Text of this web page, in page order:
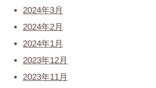
2024年3月
2024年2月
2024年1月
2023年12月
2023年11月